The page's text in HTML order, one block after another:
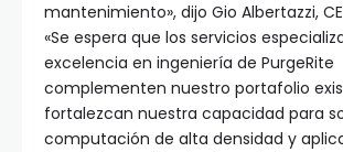
mantenimiento», dijo Gio Albertazzi,
«Se espera que los servicios
excelencia en ingeniería de PurgeRite
complementen nuestro portafolio
fortalezcan nuestra capacidad para
computación de alta densidad y